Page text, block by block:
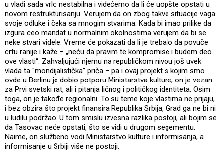
u vladi sada vrlo nestabilna i videćemo da li će uopšte opstati u
novom restrukturisanju. Verujem da on zbog takve situacije vaga
svoje odluke i čeka sa mnogim stvarima. Kada bi imao prilike da
izgura ceo mandat u normalnim okolnostima verujem da bi se
neke stvari videle. Vreme će pokazati da li je trebalo da povuče
crtu ranije i kaže – „neću da pravim te kompromise i budem deo
ove vlasti“. Zahvaljujući njemu na republičkom nivou još uvek
vlada ta "mondijalistička" priča – pa i ovaj projekt s kojim smo
ovde u Berlinu je dobio potporu Ministarstva kulture, on je vezan
za Prvi svetski rat, ali i pitanja ličnog i političkog identiteta. Osim
toga, on je takođe regionalni. To su teme koje vlastima ne prijaju,
i bez obzira što projekt finansira Republika Srbija, Grad ga ne bi ni
u ludilu podržao. U tom smislu izvesna razlika postoji, ali bojim se
da Tasovac neće opstati, što se vidi u drugom segementu.
Naime, on službeno vodi Ministarstvo kulture i informisanja, a
informisanje u Srbiji više ne postoji.